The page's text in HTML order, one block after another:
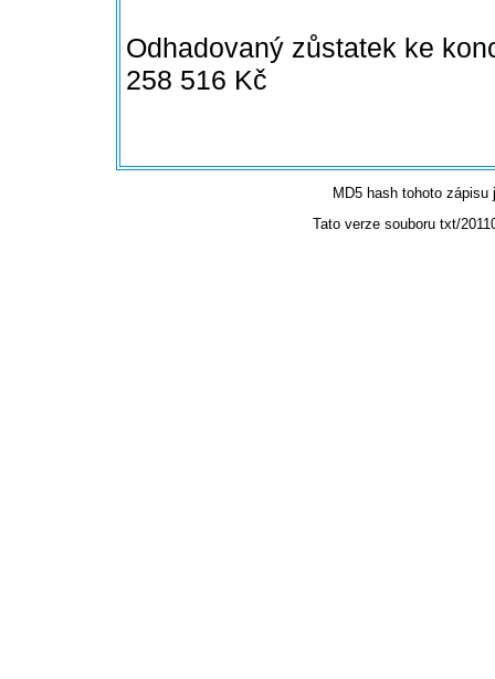
Odhadovaný zůstatek ke
258 516 Kč
MD5 hash tohoto zápisu
Tato verze souboru txt/